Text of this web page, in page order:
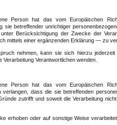
Person hat das vom Europäischen
sie betreffender unrichtiger
Berücksichtigung der Zwecke der
mittels einer ergänzenden Erklärung — zu
nehmen, kann sie sich hierzu
Verantwortlichen wenden.
Person hat das vom Europäischen
dass die sie betreffenden
zutrifft und soweit die Verarbeitung
erhoben oder auf sonstige Weise